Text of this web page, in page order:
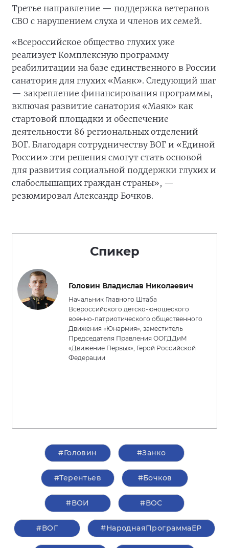
Третье направление — поддержка ветеранов
СВО с нарушением слуха и членов их семей.
«Всероссийское общество глухих уже
реализует Комплексную программу
реабилитации на базе единственного в России
санатория для глухих «Маяк». Следующий шаг
— закрепление финансирования программы,
включая развитие санатория «Маяк» как
стартовой площадки и обеспечение
деятельности 86 региональных отделений
ВОГ. Благодаря сотрудничеству ВОГ и «Единой
России» эти решения смогут стать основой
для развития социальной поддержки глухих и
слабослышащих граждан страны», —
резюмировал Александр Бочков.
Спикер
Головин Владислав Николаевич
Начальник Главного Штаба
Всероссийского детско-юношеского
военно-патриотического общественного
Движения «Юнармия», заместитель
Председателя Правления ООГДДиМ
«Движение Первых», Герой Российской
Федерации
#Головин #Занко
#Терентьев #Бочков
#ВОИ #ВОС
#ВОГ #НароднаяПрограммаЕР